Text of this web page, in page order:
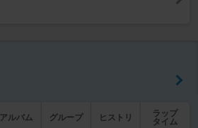
アルバム グループ ヒストリ
ラップ
タイム